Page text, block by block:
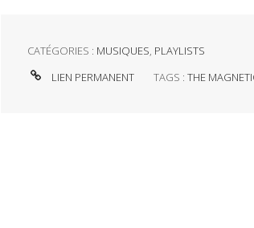
CATÉGORIES : MUSIQUES, PLAYLISTS
LIEN PERMANENT
TAGS :THE